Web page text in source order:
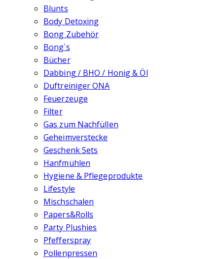
Blunts
Body Detoxing
Bong Zubehör
Bong`s
Bücher
Dabbing / BHO / Honig & Öl
Duftreiniger ONA
Feuerzeuge
Filter
Gas zum Nachfüllen
Geheimverstecke
Geschenk Sets
Hanfmühlen
Hygiene & Pflegeprodukte
Lifestyle
Mischschalen
Papers&Rolls
Party Plushies
Pfefferspray
Pollenpressen